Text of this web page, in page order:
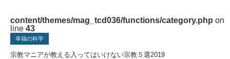
content/themes/mag_tcd036/functions/category.php on
line 43
幸福の科学
宗教マニアが教える入ってはいけない宗教５選2019